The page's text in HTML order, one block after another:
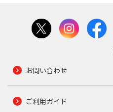
お問い合わせ
ご利用ガイド